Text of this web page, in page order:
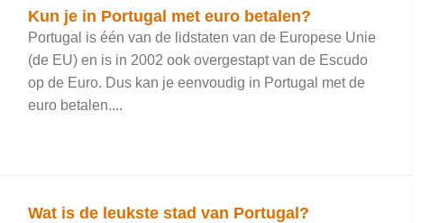
Kun je in Portugal met euro betalen?
Portugal is één van de lidstaten van de Europese Unie
(de EU) en is in 2002 ook overgestapt van de Escudo
op de Euro. Dus kan je eenvoudig in Portugal met de
euro betalen....
Wat is de leukste stad van Portugal?